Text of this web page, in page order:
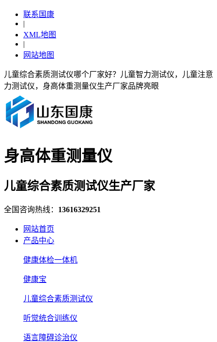
联系国康
|
XML地图
|
网站地图
儿童综合素质测试仪哪个厂家好？儿童智力测试仪，儿童注意
力测试仪，身高体重测量仪生产厂家品牌亮眼
身高体重测量仪
儿童综合素质测试仪生产厂家
全国咨询热线： 13616329251
网站首页
产品中心
健康体检一体机
健康宝
儿童综合素质测试仪
听觉统合训练仪
语言障碍诊治仪